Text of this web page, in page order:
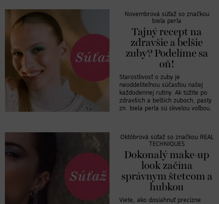
Novembrová súťaž so značkou
biela perla
Tajný recept na
zdravšie a belšie
zuby? Podelíme sa
oň!
Starostlivosť o zuby je
neoddeliteľnou súčasťou našej
každodennej rutiny. Ak túžite po
zdravších a belších zuboch, pasty
zn. biela perla sú skvelou voľbou.
Októbrová súťaž so značkou REAL
TECHNIQUES
Dokonalý make-up
look začína
správnym štetcom a
hubkou
Viete, ako dosiahnuť precízne